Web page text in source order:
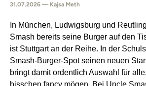
31.07.2026 — Kajsa Meth
In München, Ludwigsburg und
Smash bereits seine Burger auf den
ist Stuttgart an der Reihe. In der
Smash-Burger-Spot seinen neuen
bringt damit ordentlich Auswahl für
bisschen fancy mögen. Bei Uncle